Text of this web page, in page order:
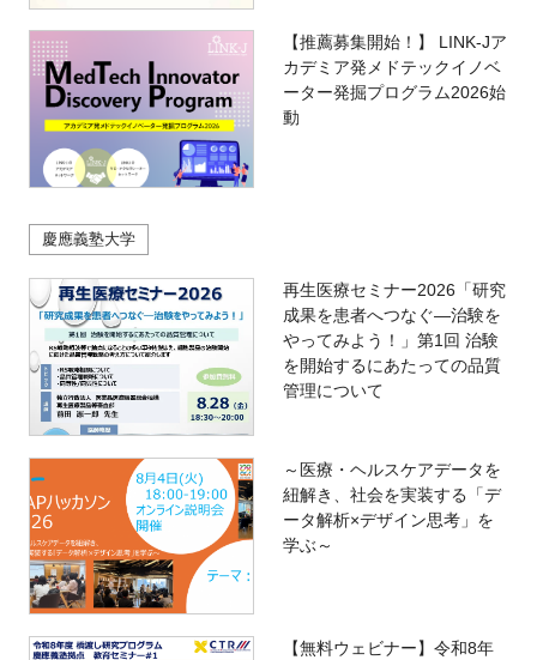
【推薦募集開始！】 LINK-Jア
カデミア発メドテックイノベ
ーター発掘プログラム2026始
動
慶應義塾大学
再生医療セミナー2026「研究
成果を患者へつなぐ―治験を
やってみよう！」第1回 治験
を開始するにあたっての品質
管理について
～医療・ヘルスケアデータを
紐解き、社会を実装する「デ
ータ解析×デザイン思考」を
学ぶ～
【無料ウェビナー】令和8年